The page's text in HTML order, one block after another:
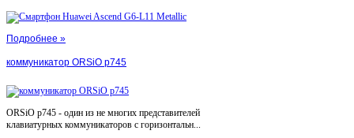
Подробнее »
коммуникатор ORSiO p745
ORSiO p745 - один из не многих представителей
клавиатурных коммуникаторов с горизонтальн...